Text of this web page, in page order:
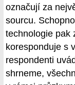
označují za
sourcu.
technologie pak
koresponduje s
respondenti
shrneme,